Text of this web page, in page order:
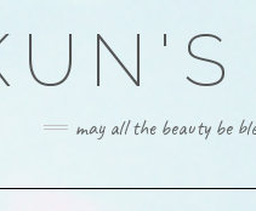
may all the beauty be